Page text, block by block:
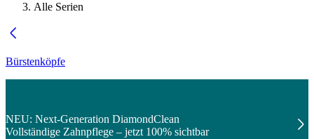
Alle Serien
Bürstenköpfe
NEU: Next-Generation DiamondClean
Vollständige Zahnpflege – jetzt 100% sichtbar